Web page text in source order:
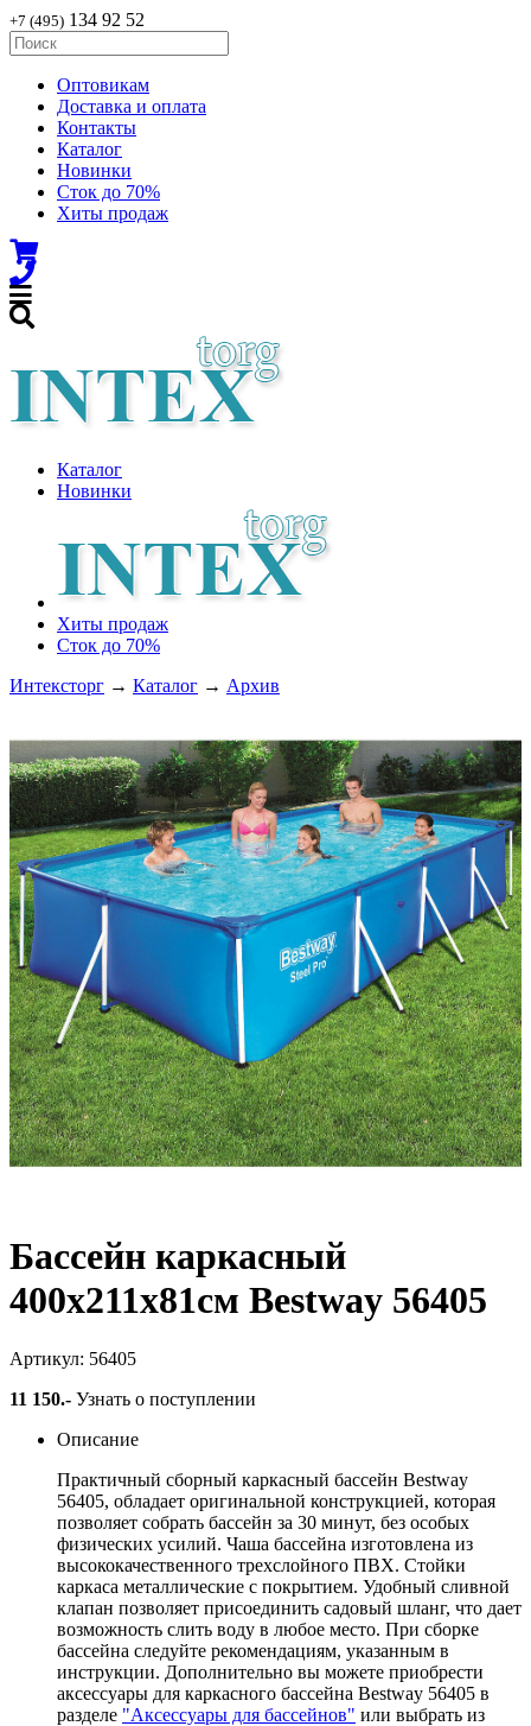
+7 (495) 134 92 52
Оптовикам
Доставка и оплата
Контакты
Каталог
Новинки
Сток до 70%
Хиты продаж
Каталог
Новинки
Хиты продаж
Сток до 70%
Интексторг → Каталог → Архив
Бассейн каркасный
400х211х81см Bestway 56405
Артикул: 56405
11 150.- Узнать о поступлении
Описание
Практичный сборный каркасный бассейн Bestway
56405, обладает оригинальной конструкцией, которая
позволяет собрать бассейн за 30 минут, без особых
физических усилий. Чаша бассейна изготовлена из
высококачественного трехслойного ПВХ. Стойки
каркаса металлические с покрытием. Удобный сливной
клапан позволяет присоединить садовый шланг, что дает
возможность слить воду в любое место. При сборке
бассейна следуйте рекомендациям, указанным в
инструкции. Дополнительно вы можете приобрести
аксессуары для каркасного бассейна Bestway 56405 в
разделе "Аксессуары для бассейнов" или выбрать из